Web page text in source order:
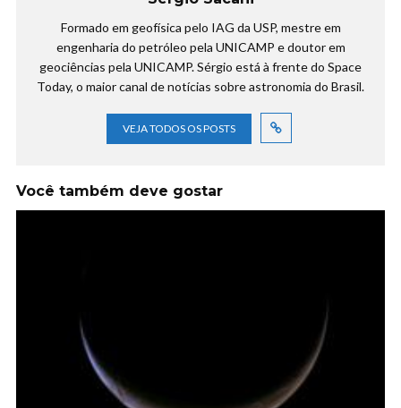
Formado em geofísica pelo IAG da USP, mestre em
engenharia do petróleo pela UNICAMP e doutor em
geociências pela UNICAMP. Sérgio está à frente do Space
Today, o maior canal de notícias sobre astronomia do Brasil.
VEJA TODOS OS POSTS
Você também deve gostar